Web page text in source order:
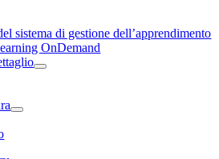
sistema di gestione dell’apprendimento
OnDemand